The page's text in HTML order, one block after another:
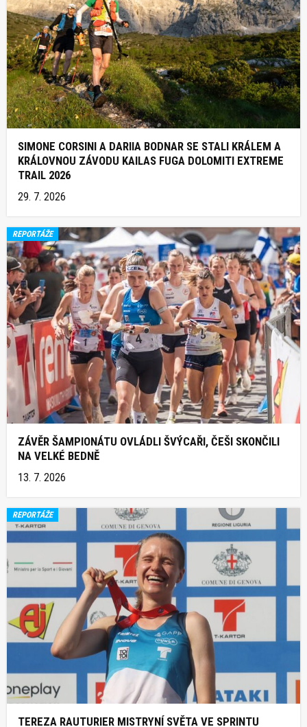
SIMONE CORSINI A DARIIA BODNAR SE STALI KRÁLEM A
KRÁLOVNOU ZÁVODU KAILAS FUGA DOLOMITI EXTREME
TRAIL 2026
29. 7. 2026
REPORTÁŽE
ZÁVĚR ŠAMPIONÁTU OVLÁDLI ŠVÝCAŘI, ČEŠI SKONČILI
NA VELKÉ BEDNĚ
13. 7. 2026
REPORTÁŽE
TEREZA RAUTURIER MISTRYNÍ SVĚTA VE SPRINTU